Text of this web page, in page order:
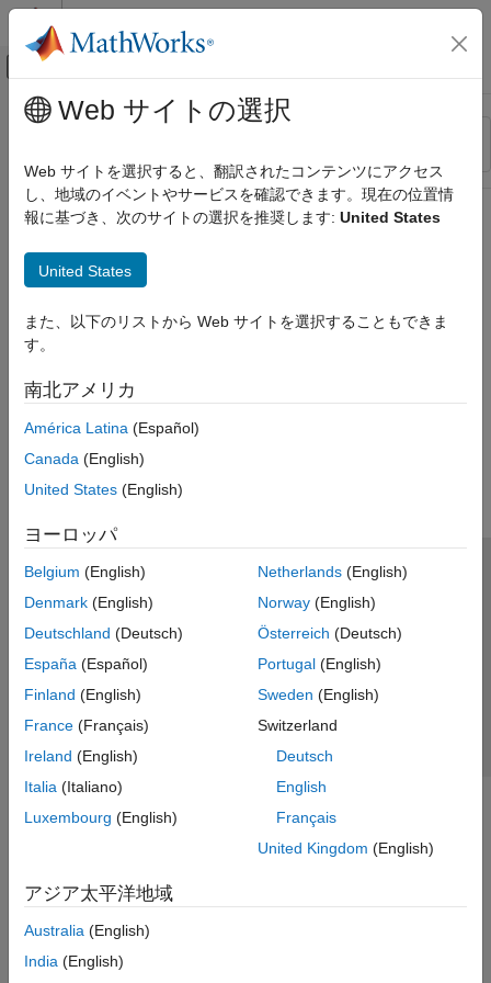
コンテンツへスキップ
オフキャンバス ナビゲーション メ
リソース
ステータス
メインコンテンツ
Web サイトの選択
Web サイトを選択すると、翻訳されたコンテンツにアクセス
し、地域のイベントやサービスを確認できます。現在の位置情
報に基づき、次のサイトの選択を推奨します: United States
United States
また、以下のリストから Web サイトを選択することもできま
す。
南北アメリカ
América Latina (Español)
Canada (English)
United States (English)
ヨーロッパ
Belgium (English)
Denmark (English)
Deutschland (Deutsch)
España (Español)
Finland (English)
France (Français)
Ireland (English)
Italia (Italiano)
Luxembourg (English)
Netherlands(English)
Norway(English)
Österreich (Deutsch)
Portugal(English)
Sweden (English)
Switzerland
Deutsch
English
Français
United Kingdom (English)
アジア太平洋地域
Australia (English)
India (English)
トラストセンター
プライバシー ポリシー
違法コピー防止
アプリケーション ステータス
© 1994-2026 The MathWorks, Inc.